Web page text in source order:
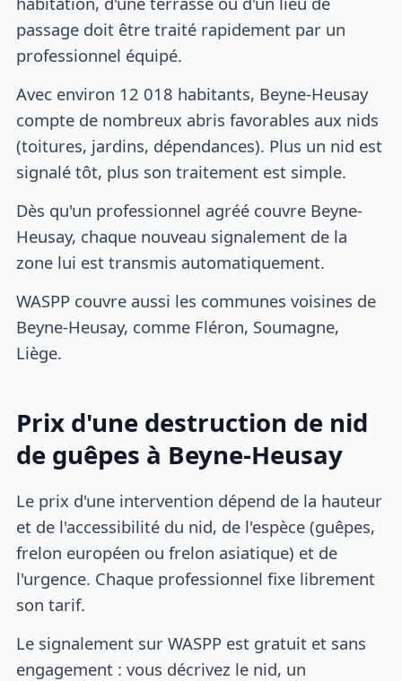
passage doit être traité rapidement par un
professionnel équipé.
Avec environ 12 018 habitants, Beyne-Heusay
compte de nombreux abris favorables aux nids
(toitures, jardins, dépendances). Plus un nid est
signalé tôt, plus son traitement est simple.
Dès qu'un professionnel agréé couvre Beyne-
Heusay, chaque nouveau signalement de la
zone lui est transmis automatiquement.
WASPP couvre aussi les communes voisines de
Beyne-Heusay, comme Fléron, Soumagne,
Liège.
Prix d'une destruction de nid
de guêpes à Beyne-Heusay
Le prix d'une intervention dépend de la hauteur
et de l'accessibilité du nid, de l'espèce (guêpes,
frelon européen ou frelon asiatique) et de
l'urgence. Chaque professionnel fixe librement
son tarif.
Le signalement sur WASPP est gratuit et sans
engagement : vous décrivez le nid, un